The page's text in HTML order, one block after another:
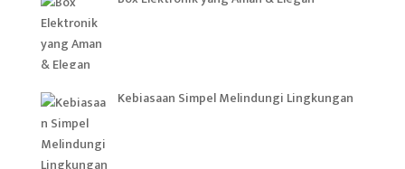
Kebiasaan Simpel Melindungi Lingkungan